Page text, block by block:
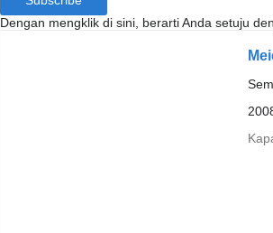
Dengan mengklik di sini, berarti Anda setuju